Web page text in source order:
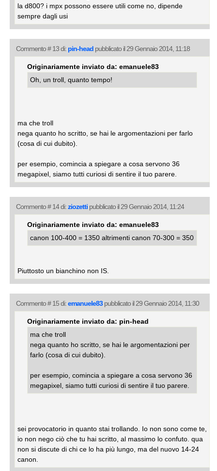
la d800? i mpx possono essere utili come no, dipende
sempre dagli usi
Commento # 13 di: pin-head pubblicato il 29 Gennaio 2014, 11:18
Originariamente inviato da: emanuele83
Oh, un troll, quanto tempo!
ma che troll
nega quanto ho scritto, se hai le argomentazioni per farlo
(cosa di cui dubito).
per esempio, comincia a spiegare a cosa servono 36
megapixel, siamo tutti curiosi di sentire il tuo parere.
Commento # 14 di:ziozetti pubblicato il 29 Gennaio 2014, 11:24
Originariamente inviato da: emanuele83
canon 100-400 = 1350 altrimenti canon 70-300 = 350
Piuttosto un bianchino non IS.
Commento # 15 di:emanuele83pubblicato il 29 Gennaio 2014, 11:30
Originariamente inviato da: pin-head
ma che troll
nega quanto ho scritto, se hai le argomentazioni per
farlo (cosa di cui dubito).
per esempio, comincia a spiegare a cosa servono 36
megapixel, siamo tutti curiosi di sentire il tuo parere.
sei provocatorio in quanto stai trollando. Io non sono come te,
io non nego ciò che tu hai scritto, al massimo lo confuto. qua
non si discute di chi ce lo ha più lungo, ma del nuovo 14-24
canon.